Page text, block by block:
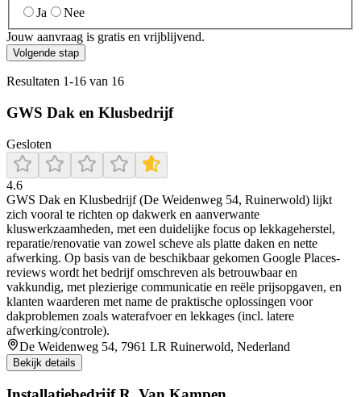
Ja
Nee
Jouw aanvraag is gratis en vrijblijvend.
Volgende stap
Resultaten 1-16 van 16
GWS Dak en Klusbedrijf
Gesloten
4.6
GWS Dak en Klusbedrijf (De Weidenweg 54, Ruinerwold) lijkt
zich vooral te richten op dakwerk en aanverwante
kluswerkzaamheden, met een duidelijke focus op lekkageherstel,
reparatie/renovatie van zowel scheve als platte daken en nette
afwerking. Op basis van de beschikbaar gekomen Google Places-
reviews wordt het bedrijf omschreven als betrouwbaar en
vakkundig, met plezierige communicatie en reële prijsopgaven, en
klanten waarderen met name de praktische oplossingen voor
dakproblemen zoals waterafvoer en lekkages (incl. latere
afwerking/controle).
De Weidenweg 54, 7961 LR Ruinerwold, Nederland
Bekijk details